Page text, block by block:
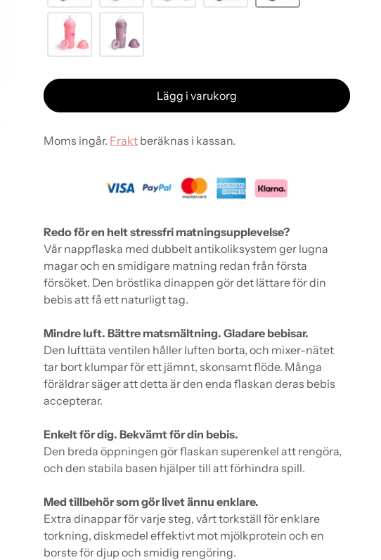
Lägg i varukorg
Moms ingår. Fraktberäknas i kassan.
Redo för en helt stressfri matningsupplevelse?
Vår nappflaska med dubbelt antikoliksystem ger lugna
magar och en smidigare matning redan från första
försöket. Den bröstlika dinappen gör det lättare för din
bebis att få ett naturligt tag.
Mindre luft. Bättre matsmältning. Gladare bebisar.
Den lufttäta ventilen håller luften borta, och mixer-nätet
tar bort klumpar för ett jämnt, skonsamt flöde. Många
föräldrar säger att detta är den enda flaskan deras bebis
accepterar.
Enkelt för dig. Bekvämt för din bebis.
Den breda öppningen gör flaskan superenkel att rengöra,
och den stabila basen hjälper till att förhindra spill.
Med tillbehör som gör livet ännu enklare.
Extra dinappar för varje steg, vårt torkställ för enklare
torkning, diskmedel effektivt mot mjölkprotein och en
borste för djup och smidig rengöring.